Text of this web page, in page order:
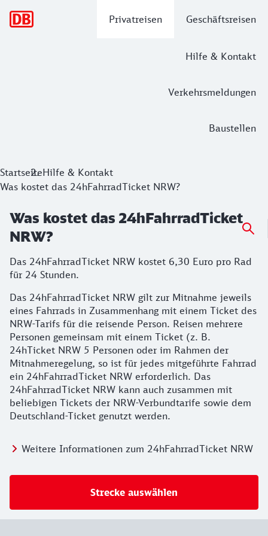
Privatreisen Geschäftsreisen
Hilfe & Kontakt
Verkehrsmeldungen
Baustellen
StartseiteHilfe & Kontakt
Was kostet das 24hFahrradTicket NRW?
Was kostet das 24hFahrradTicket
NRW?
Das 24hFahrradTicket NRW kostet 6,30 Euro pro Rad
für 24 Stunden.
Das 24hFahrradTicket NRW gilt zur Mitnahme jeweils
eines Fahrrads in Zusammenhang mit einem Ticket des
NRW-Tarifs für die reisende Person. Reisen mehrere
Personen gemeinsam mit einem Ticket (z. B.
24hTicket NRW 5 Personen oder im Rahmen der
Mitnahmeregelung, so ist für jedes mitgeführte Fahrrad
ein 24hFahrradTicket NRW erforderlich. Das
24hFahrradTicket NRW kann auch zusammen mit
beliebigen Tickets der NRW-Verbundtarife sowie dem
Deutschland-Ticket genutzt werden.
Weitere Informationen zum 24hFahrradTicket NRW
Strecke auswählen